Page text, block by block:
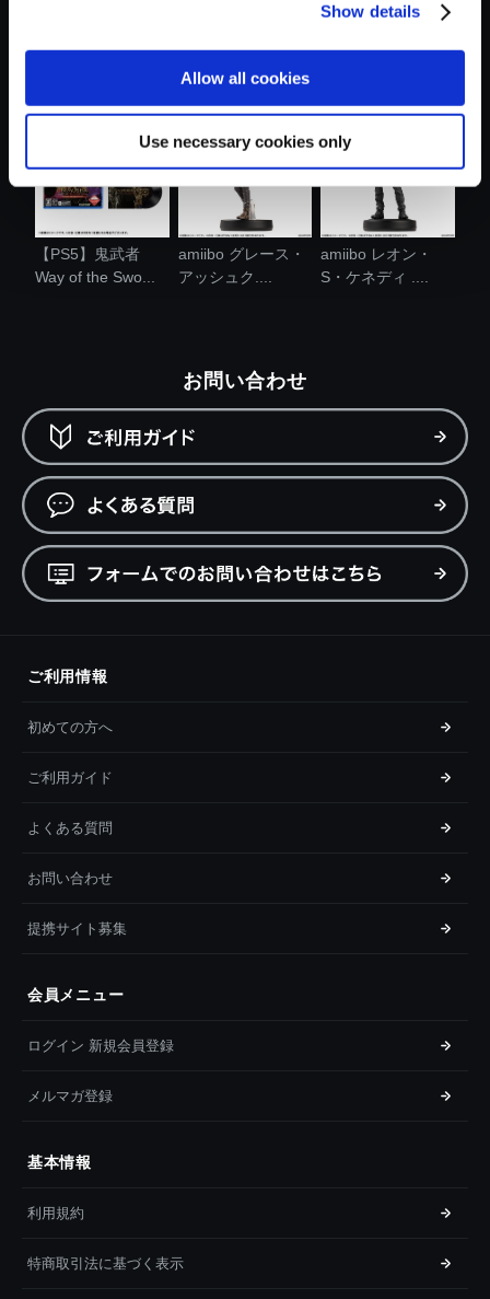
Show details
Allow all cookies
Use necessary cookies only
【PS5】鬼武者
Way of the Swo...
amiibo グレース・
アッシュク....
amiibo レオン・
S・ケネディ ....
お問い合わせ
ご利用情報
初めての方へ
ご利用ガイド
よくある質問
お問い合わせ
提携サイト募集
会員メニュー
ログイン 新規会員登録
メルマガ登録
基本情報
利用規約
特商取引法に基づく表示